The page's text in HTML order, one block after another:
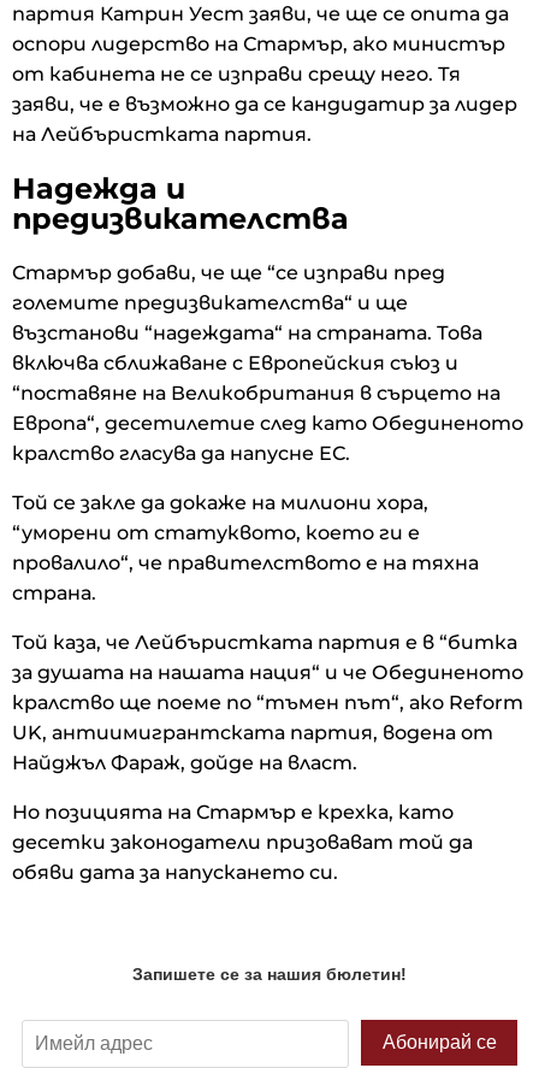
партия Катрин Уест заяви, че ще се опита да
оспори лидерство на Стармър, ако министър
от кабинета не се изправи срещу него. Тя
заяви, че е възможно да се кандидатир за лидер
на Лейбъристката партия.
Надежда и
предизвикателства
Стармър добави, че ще “се изправи пред
големите предизвикателства“ и ще
възстанови “надеждата“ на страната. Това
включва сближаване с Европейския съюз и
“поставяне на Великобритания в сърцето на
Европа“, десетилетие след като Обединеното
кралство гласува да напусне ЕС.
Той се закле да докаже на милиони хора,
“уморени от статуквото, което ги е
провалило“, че правителството е на тяхна
страна.
Той каза, че Лейбъристката партия е в “битка
за душата на нашата нация“ и че Обединеното
кралство ще поеме по “тъмен път“, ако Reform
UK, антиимигрантската партия, водена от
Найджъл Фараж, дойде на власт.
Но позицията на Стармър е крехка, като
десетки законодатели призовават той да
обяви дата за напускането си.